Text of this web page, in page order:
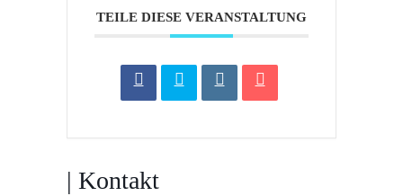
TEILE DIESE VERANSTALTUNG
| Kontakt